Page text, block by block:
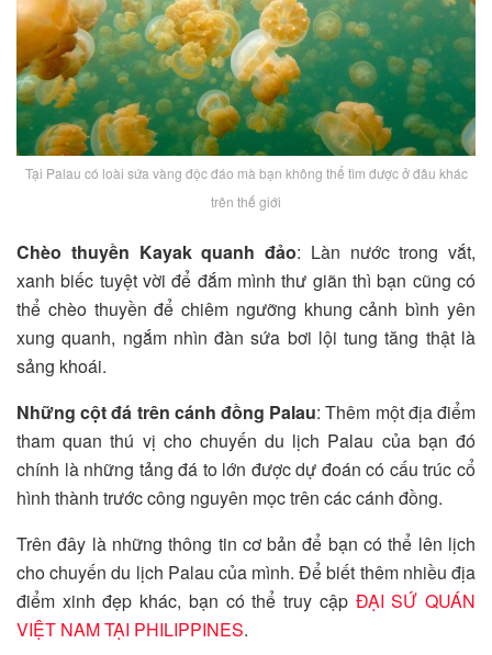
Tại Palau có loài sứa vàng độc đáo mà bạn không thể tìm được ở đâu khác
trên thế giới
Chèo thuyền Kayak quanh đảo: Làn nước trong vắt,
xanh biếc tuyệt vời để đắm mình thư giãn thì bạn cũng có
thể chèo thuyền để chiêm ngưỡng khung cảnh bình yên
xung quanh, ngắm nhìn đàn sứa bơi lội tung tăng thật là
sảng khoái.
Những cột đá trên cánh đồng Palau: Thêm một địa điểm
tham quan thú vị cho chuyến du lịch Palau của bạn đó
chính là những tảng đá to lớn được dự đoán có cấu trúc cổ
hình thành trước công nguyên mọc trên các cánh đồng.
Trên đây là những thông tin cơ bản để bạn có thể lên lịch
cho chuyến du lịch Palau của mình. Để biết thêm nhiều địa
điểm xinh đẹp khác, bạn có thể truy cập ĐẠI SỨ QUÁN
VIỆT NAM TẠI PHILIPPINES.